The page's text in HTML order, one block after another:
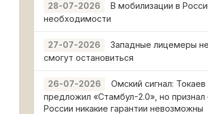
28-07-2026
В мобилизации в
необходимости
27-07-2026
Западные лицемеры не
смогут остановиться
26-07-2026
Омский сигнал: Токаев
предложил «Стамбул-2.0», но
России никакие гарантии невозможны